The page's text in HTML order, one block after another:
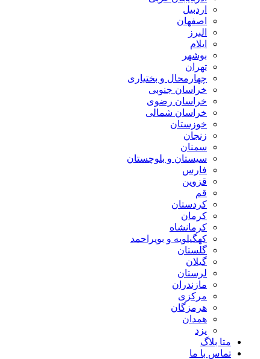
اردبیل
اصفهان
البرز
ایلام
بوشهر
تهران
چهارمحال و بختیاری
خراسان جنوبی
خراسان رضوی
خراسان شمالی
خوزستان
زنجان
سمنان
سیستان و بلوچستان
فارس
قزوین
قم
کردستان
کرمان
کرمانشاه
کهگیلویه و بویراحمد
گلستان
گیلان
لرستان
مازندران
مرکزی
هرمزگان
همدان
یزد
متا بلاگ
تماس با ما